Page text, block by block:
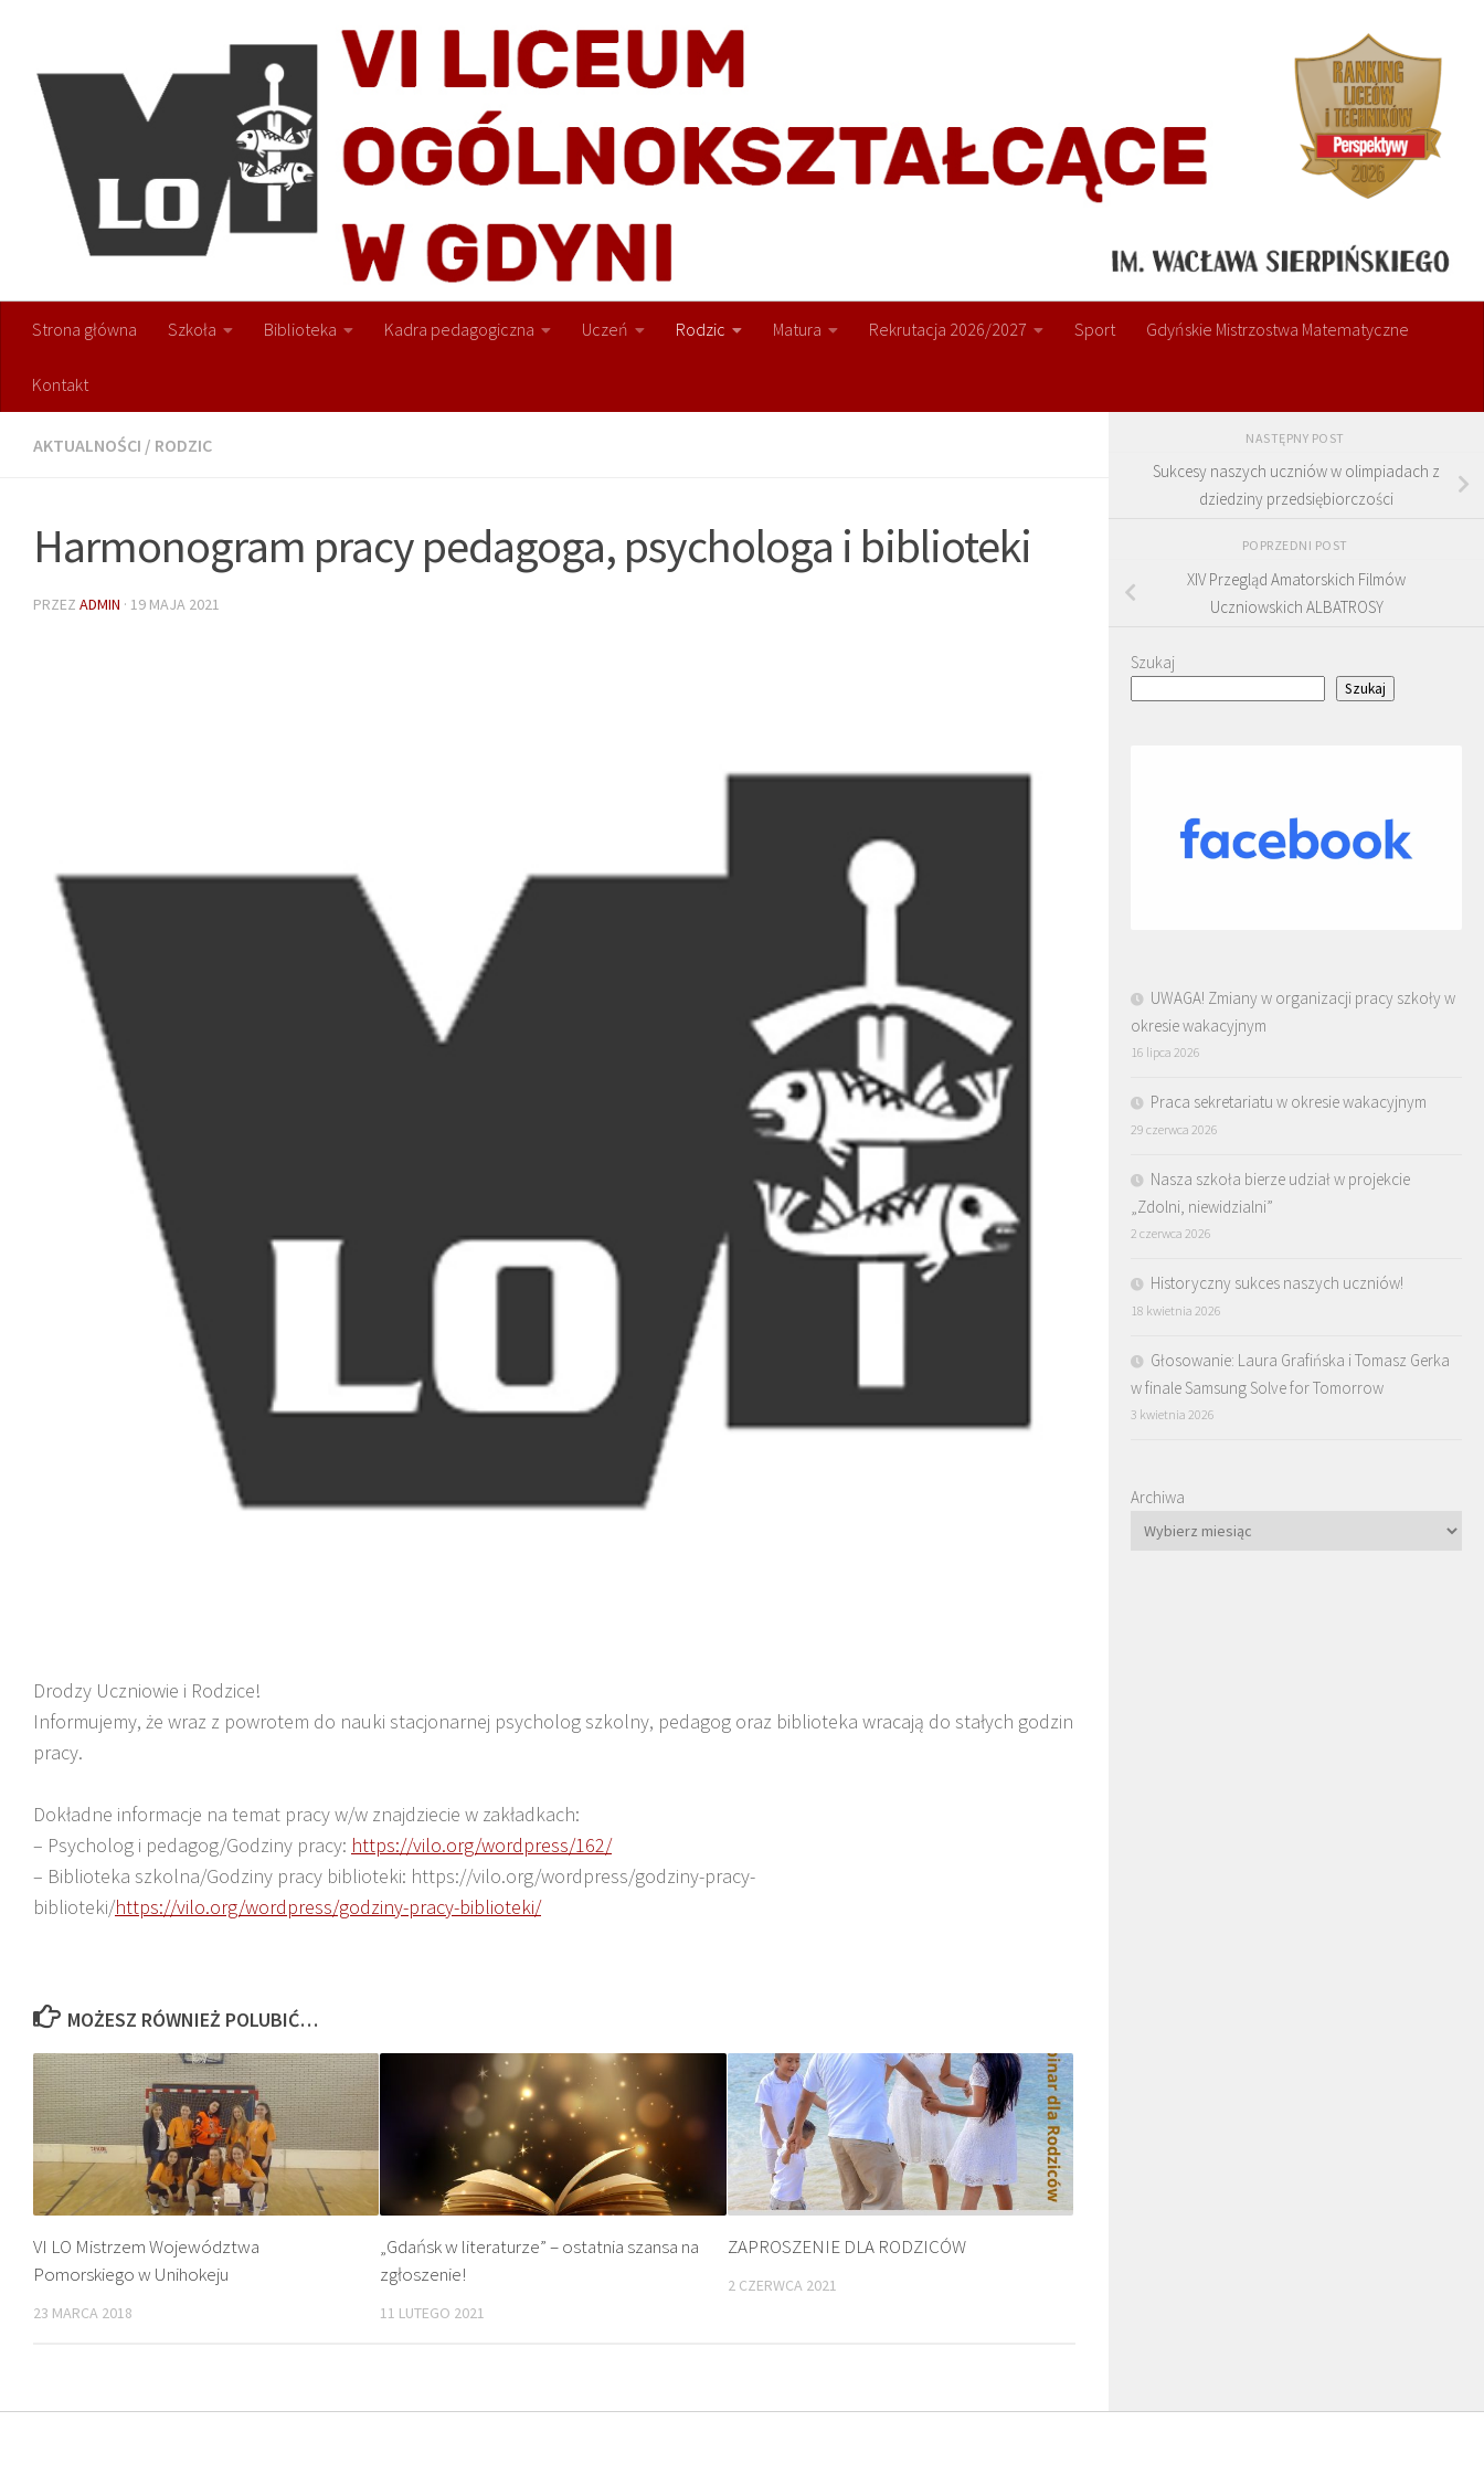
Strona główna Szkoła Biblioteka Kadra pedagogiczna Uczeń Rodzic Matura Rekrutacja 2026/2027 Sport Gdyńskie Mistrzostwa Matematyczne
Kontakt
AKTUALNOŚCI / RODZIC
Harmonogram pracy pedagoga, psychologa i biblioteki
PRZEZ ADMIN · 19 MAJA 2021
Drodzy Uczniowie i Rodzice!
Informujemy, że wraz z powrotem do nauki stacjonarnej psycholog szkolny, pedagog oraz biblioteka wracają do stałych godzin
pracy.
Dokładne informacje na temat pracy w/w znajdziecie w zakładkach:
– Psycholog i pedagog/Godziny pracy: https://vilo.org/wordpress/162/
– Biblioteka szkolna/Godziny pracy biblioteki: https://vilo.org/wordpress/godziny-pracy-
biblioteki/https://vilo.org/wordpress/godziny-pracy-biblioteki/
MOŻESZ RÓWNIEŻ POLUBIĆ…
VI LO Mistrzem Województwa
Pomorskiego w Unihokeju
23 MARCA 2018
„Gdańsk w literaturze” – ostatnia szansa na
zgłoszenie!
11 LUTEGO 2021
ZAPROSZENIE DLA RODZICÓW
2 CZERWCA 2021
NASTĘPNY POST
Sukcesy naszych uczniów w olimpiadach z
dziedziny przedsiębiorczości
POPRZEDNI POST
XIV Przegląd Amatorskich Filmów
Uczniowskich ALBATROSY
Szukaj
Szukaj
UWAGA! Zmiany w organizacji pracy szkoły w
okresie wakacyjnym
16 lipca 2026
Praca sekretariatu w okresie wakacyjnym
29 czerwca 2026
Nasza szkoła bierze udział w projekcie
„Zdolni, niewidzialni”
2 czerwca 2026
Historyczny sukces naszych uczniów!
18 kwietnia 2026
Głosowanie: Laura Grafińska i Tomasz Gerka
w finale Samsung Solve for Tomorrow
3 kwietnia 2026
Archiwa